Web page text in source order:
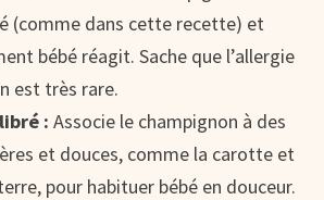
(comme dans cette recette) et
bébé réagit. Sache que l’allergie
est très rare.
: Associe le champignon à des
et douces, comme la carotte et
pour habituer bébé en douceur.